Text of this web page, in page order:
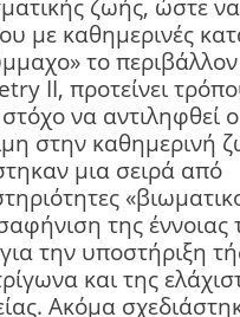
ζωής, ώστε
με καθημερινές
το
II, προτείνει
να αντιληφθεί
στην καθημερινή
μια σειρά από
της έννοιας
την υποστήριξη
και της
Ακόμα